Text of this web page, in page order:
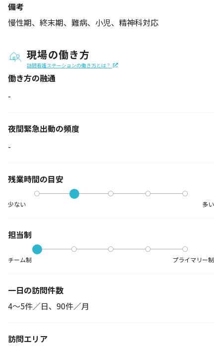
備考
慢性期、終末期、難病、小児、精神科対応
現場の働き方
訪問看護ステーションの働き方とは？
働き方の融通
-
夜間緊急出動の頻度
-
残業時間の目安
少ない 多い
担当制
チーム制 プライマリー制
一日の訪問件数
4～5件／日、90件／月
訪問エリア